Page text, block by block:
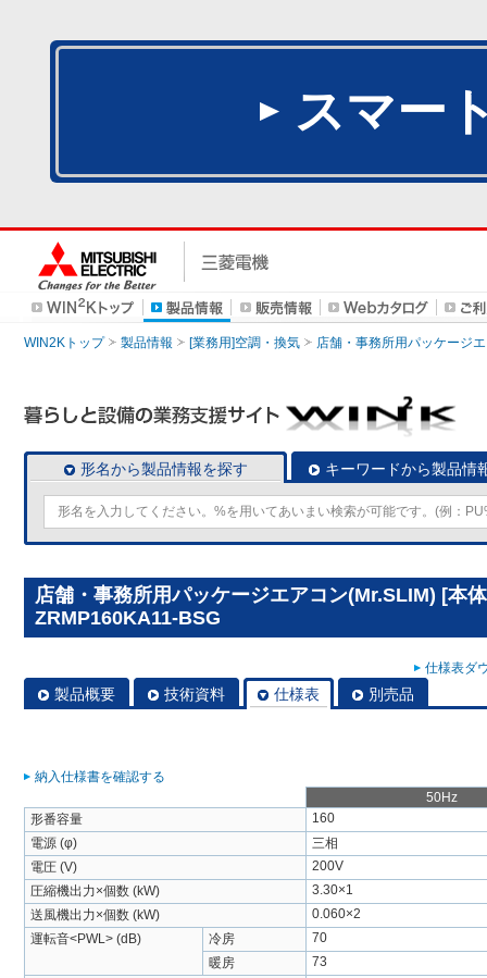
スマー
WIN2Kトップ 製品情報 [業務用]空調・換気 店舗・事務所用パッケージ
形名から製品情報を探す キーワードから製品情
店舗・事務所用パッケージエアコン(Mr.SLIM) [本
ZRMP160KA11-BSG
仕様表ダ
製品概要 技術資料 仕様表 別売品
納入仕様書を確認する
50Hz
形番容量
160
電源 (φ)
三相
電圧 (V)
200V
圧縮機出力×個数 (kW)
3.30×1
送風機出力×個数 (kW)
0.060×2
運転音<PWL> (dB)
冷房
70
暖房
73